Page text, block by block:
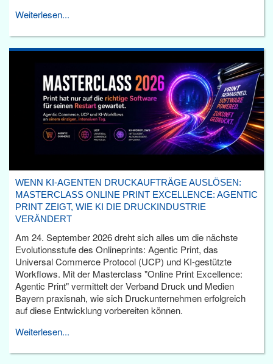
Weiterlesen...
WENN KI-AGENTEN DRUCKAUFTRÄGE AUSLÖSEN:
MASTERCLASS ONLINE PRINT EXCELLENCE: AGENTIC
PRINT ZEIGT, WIE KI DIE DRUCKINDUSTRIE
VERÄNDERT
Am 24. September 2026 dreht sich alles um die nächste
Evolutionsstufe des Onlineprints: Agentic Print, das
Universal Commerce Protocol (UCP) und KI-gestützte
Workflows. Mit der Masterclass "Online Print Excellence:
Agentic Print" vermittelt der Verband Druck und Medien
Bayern praxisnah, wie sich Druckunternehmen erfolgreich
auf diese Entwicklung vorbereiten können.
Weiterlesen...